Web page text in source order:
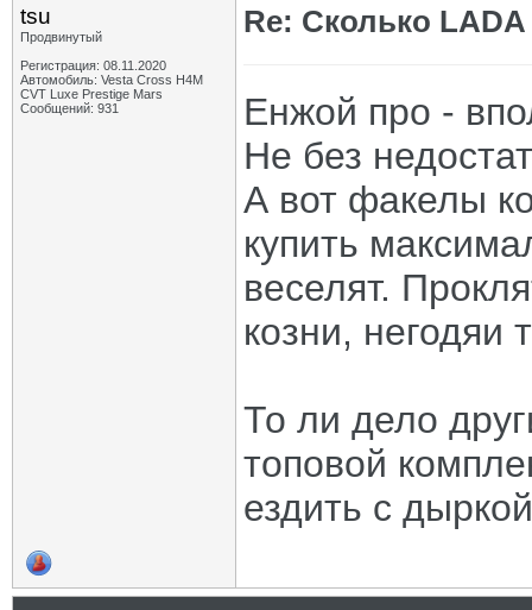
tsu
Продвинутый
Регистрация: 08.11.2020
Автомобиль: Vesta Cross H4M
CVT Luxe Prestige Mars
Сообщений: 931
Re: Сколько
Енжой про -
Не без
А вот факелы
купить
веселят.
козни, негодяи
То ли дело
топовой
ездить с